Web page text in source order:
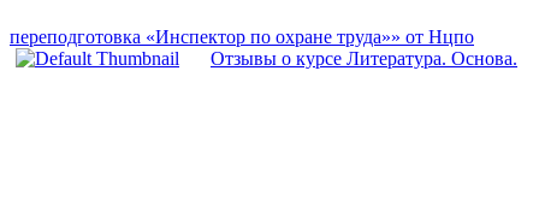
переподготовка «Инспектор по охране труда»» от Нцпо
Отзывы о курсе Литература. Основа.